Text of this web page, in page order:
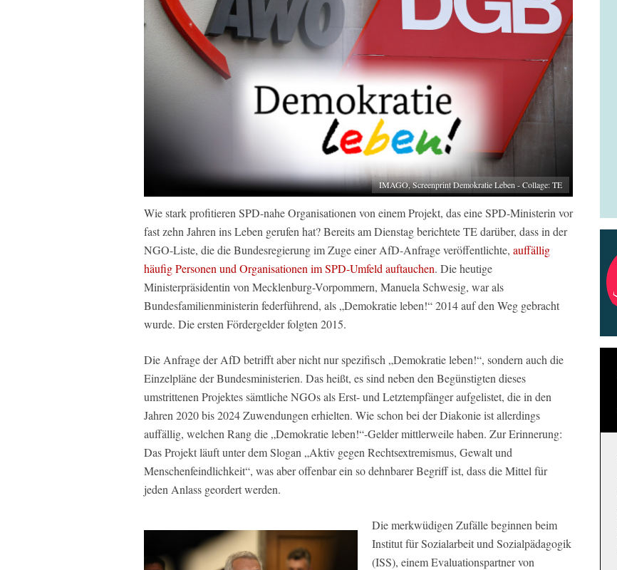
IMAGO, Screenprint Demokratie Leben - Collage: TE
Wie stark profitieren SPD-nahe Organisationen von einem Projekt, das eine SPD-Ministerin vor
fast zehn Jahren ins Leben gerufen hat? Bereits am Dienstag berichtete TE darüber, dass in der
NGO-Liste, die die Bundesregierung im Zuge einer AfD-Anfrage veröffentlichte, auffällig
häufig Personen und Organisationen im SPD-Umfeld auftauchen. Die heutige
Ministerpräsidentin von Mecklenburg-Vorpommern, Manuela Schwesig, war als
Bundesfamilienministerin federführend, als „Demokratie leben!“ 2014 auf den Weg gebracht
wurde. Die ersten Fördergelder folgten 2015.
Die Anfrage der AfD betrifft aber nicht nur spezifisch „Demokratie leben!“, sondern auch die
Einzelpläne der Bundesministerien. Das heißt, es sind neben den Begünstigten dieses
umstrittenen Projektes sämtliche NGOs als Erst- und Letztempfänger aufgelistet, die in den
Jahren 2020 bis 2024 Zuwendungen erhielten. Wie schon bei der Diakonie ist allerdings
auffällig, welchen Rang die „Demokratie leben!“-Gelder mittlerweile haben. Zur Erinnerung:
Das Projekt läuft unter dem Slogan „Aktiv gegen Rechtsextremismus, Gewalt und
Menschenfeindlichkeit“, was aber offenbar ein so dehnbarer Begriff ist, dass die Mittel für
jeden Anlass geordert werden.
Die merkwüdigen Zufälle beginnen beim
Institut für Sozialarbeit und Sozialpädagogik
(ISS), einem Evaluationspartner von